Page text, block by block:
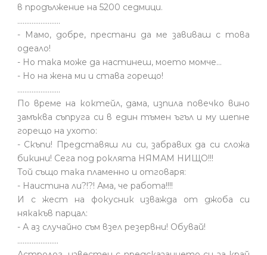
в продължение на 5200 седмици.
........................
- Мамо, добре, престани да ме завиваш с това
одеало!
- Но така може да настинеш, моето момче…
- Но на жена ми и става горещо!
........................
По време на коктейл, дама, изпила повечко вино
замъква съпруга си в един тъмен ъгъл и му шепне
горещо на ухото:
- Скъпи! Представяш ли си, забравих да си сложа
бикини! Сега под роклята НЯМАМ НИЩО!!!
Той също така пламенно и отговаря:
- Наистина ли?!?! Ама, че работа!!!!
И с жест на фокусник изважда от джоба си
някакъв парцал:
- А аз случайно съм взел резервни! Обувай!
.......................